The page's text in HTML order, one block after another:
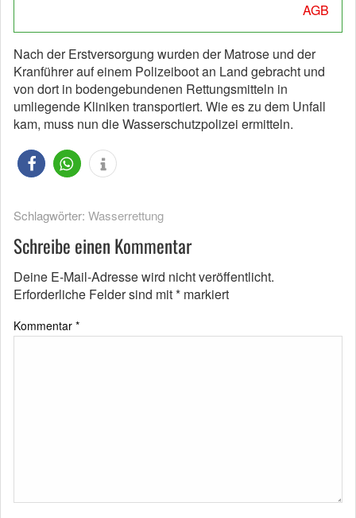
AGB
Nach der Erstversorgung wurden der Matrose und der
Kranführer auf einem Polizeiboot an Land gebracht und
von dort in bodengebundenen Rettungsmitteln in
umliegende Kliniken transportiert. Wie es zu dem Unfall
kam, muss nun die Wasserschutzpolizei ermitteln.
Schlagwörter: Wasserrettung
Schreibe einen Kommentar
Deine E-Mail-Adresse wird nicht veröffentlicht.
Erforderliche Felder sind mit* markiert
Kommentar *